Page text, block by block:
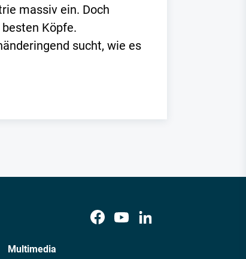
massiv ein. Doch
Köpfe.
sucht, wie es
Multimedia